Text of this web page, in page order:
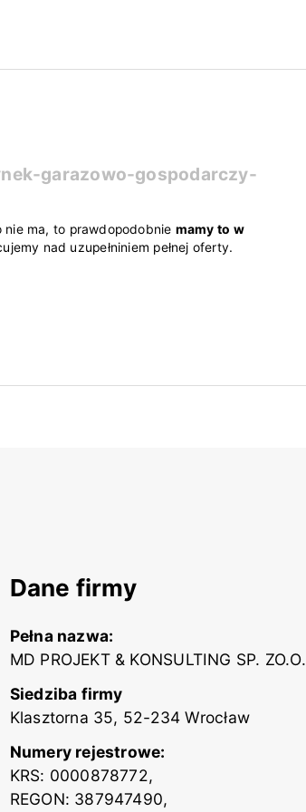
garazowo-gospodarczy-
ma, to prawdopodobnie mamy to w
nad uzupełniniem pełnej oferty.
Dane firmy
Pełna nazwa:
MD PROJEKT & KONSULTING SP. ZO.O.
Siedziba firmy
Klasztorna 35, 52-234 Wrocław
Numery rejestrowe:
KRS: 0000878772,
REGON: 387947490,